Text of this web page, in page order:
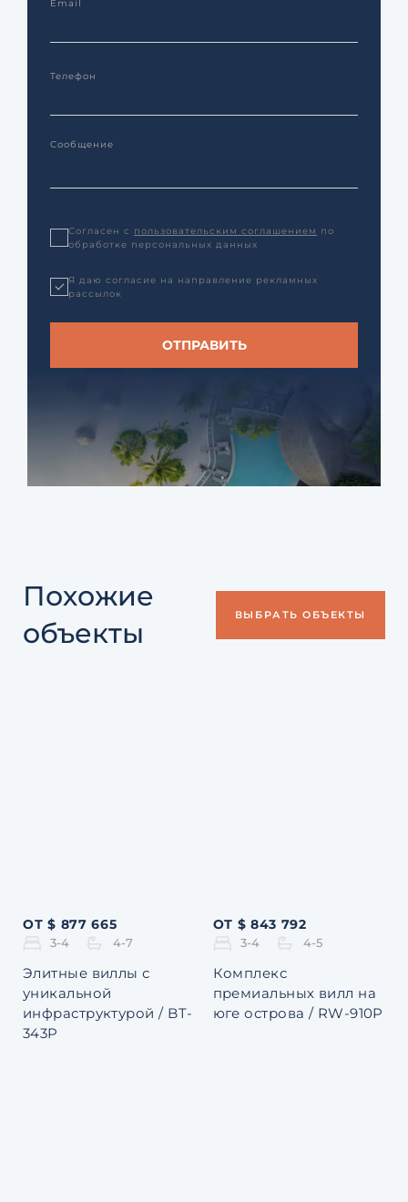
Согласен с пользовательским соглашением по
обработке персональных данных
Я даю согласие на направление рекламных
рассылок
Похожие
объекты
ВЫБРАТЬ ОБЪЕКТЫ
ОТ $ 877 665
3-4 4-7
Элитные виллы с
уникальной
инфраструктурой / BT-
343P
ОТ $ 843 792
3-4 4-5
Комплекс
премиальных вилл на
юге острова / RW-910P